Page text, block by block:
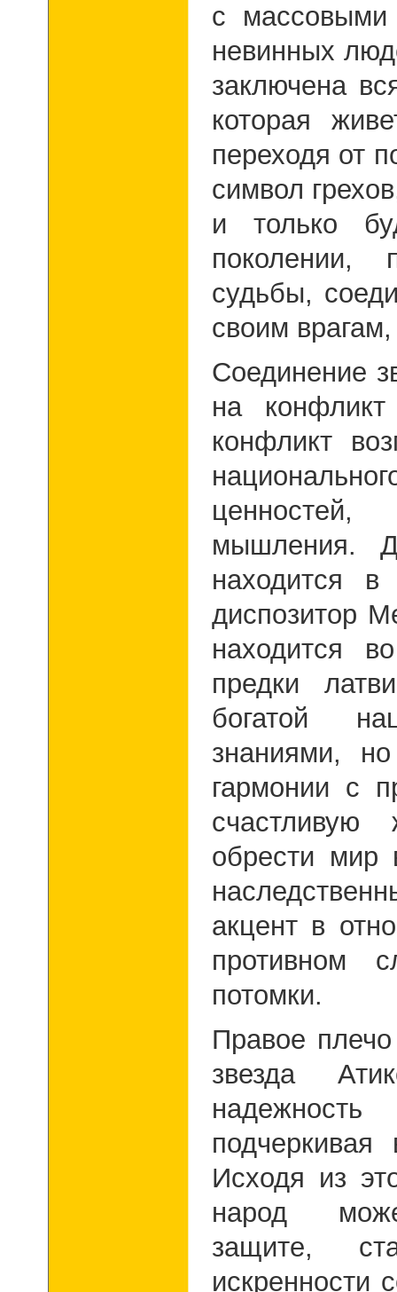
с массовыми
невинных
заключена
которая
переходя от
символ
и только
поколении,
судьбы,
своим
Соединение
на
конфликт
мышления.
находится
диспозитор
находится
предки
богатой
знаниями,
гармонии с
обрести мир
акцент в
противном
потомки.
Правое
звезда
подчеркивая
Исходя из
народ
защите,
искренности